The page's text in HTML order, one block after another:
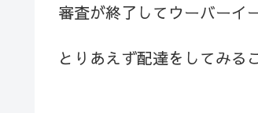
審査が終了してウーバーイ
とりあえず配達をしてみる